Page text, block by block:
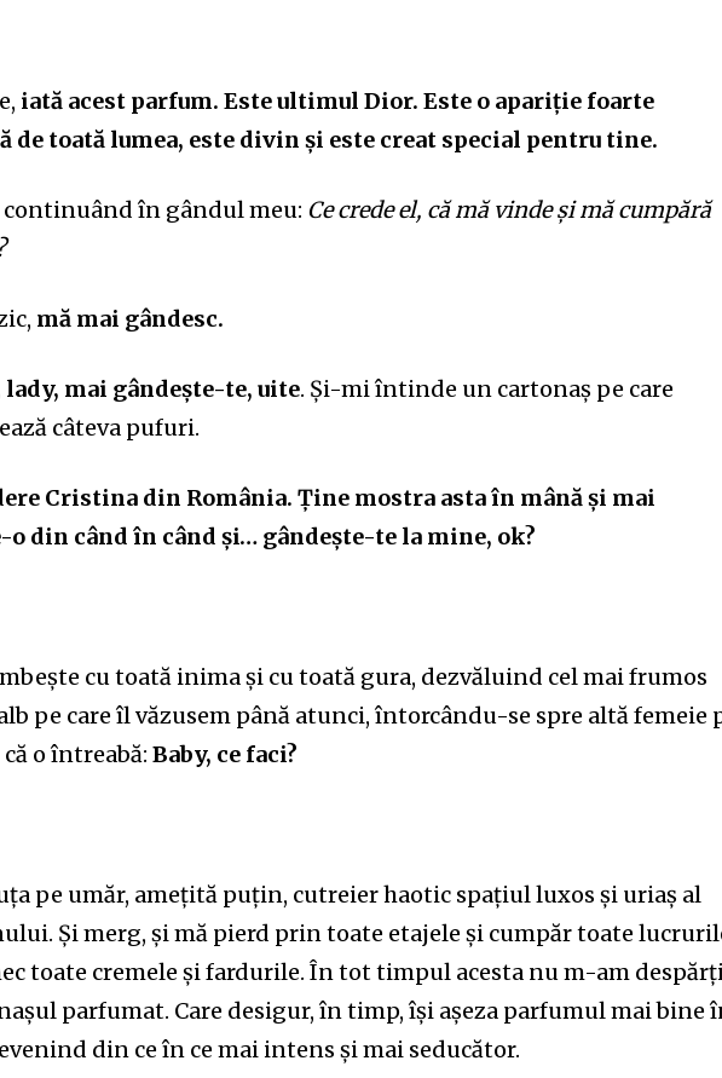
iată acest parfum. Este ultimul Dior. Este o apariție foarte
de toată lumea, este divin și este creat special pentru tine.
continuând în gândul meu: Ce crede el, că mă vinde și măcumpără
mă mai gândesc.
lady, mai gândește-te,uite. Și-mi întinde un cartonaș pe care
câteva pufuri.
Cristina din România. Ține mostra asta în mână și mai
o din când în când și… gândește-te la mine, ok?
cu toată inima și cu toată gura, dezvăluind cel mai frumos
pe care îl văzusem până atunci, întorcându-se spre altă femeie
că o întreabă:Baby, ce faci?
pe umăr, amețită puțin, cutreier haotic spațiul luxos și uriaș al
Și merg, și mă pierd prin toate etajele și cumpăr toate
toate cremele și fardurile. În tot timpul acesta nu m-am
parfumat. Care desigur, în timp, își așeza parfumul mai bine
din ce în ce mai intens și mai seducător.